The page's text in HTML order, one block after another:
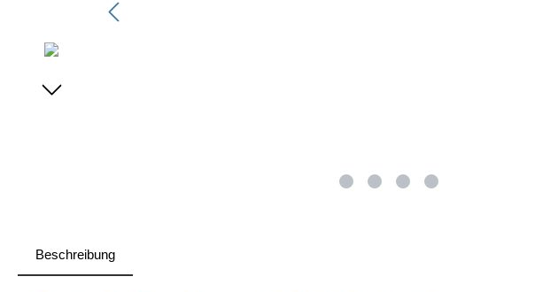
Beschreibung